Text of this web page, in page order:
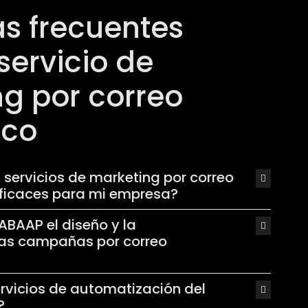
frecuentes
de
por correo
servicios de marketing por correo
para mi empresa?
el diseño y la
campañas por correo
de automatización del